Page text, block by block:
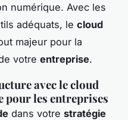
numérique. Avec les
adéquats, le cloud
majeur pour la
votre entreprise.
avec le cloud
pour les entreprises
dans votre stratégie